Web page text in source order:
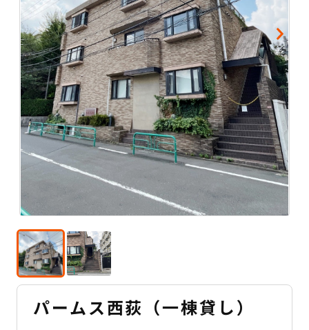
パームス西荻（一棟貸し）